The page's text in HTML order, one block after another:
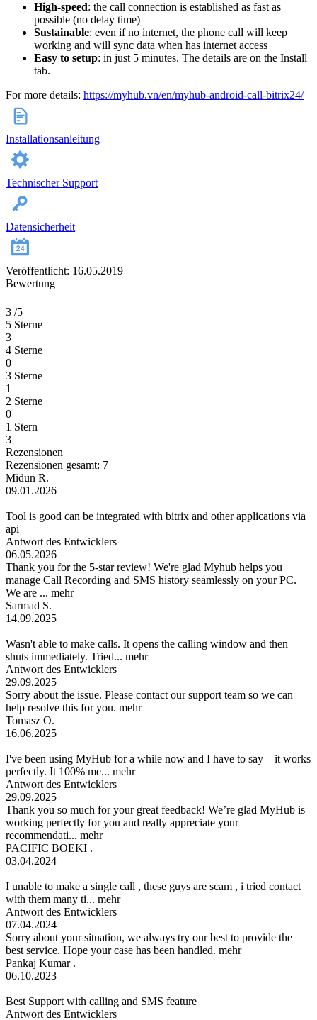
High-speed: the call connection is established as fast as
possible (no delay time)
Sustainable: even if no internet, the phone call will keep
working and will sync data when has internet access
Easy to setup: in just 5 minutes. The details are on the Install
tab.
For more details: https://myhub.vn/en/myhub-android-call-bitrix24/
Installationsanleitung
Technischer Support
Datensicherheit
Veröffentlicht: 16.05.2019
Bewertung
3 /5
5 Sterne
3
4 Sterne
0
3 Sterne
1
2 Sterne
0
1 Stern
3
Rezensionen
Rezensionen gesamt: 7
Midun R.
09.01.2026
Tool is good can be integrated with bitrix and other applications via
api
Antwort des Entwicklers
06.05.2026
Thank you for the 5-star review! We're glad Myhub helps you
manage Call Recording and SMS history seamlessly on your PC.
We are ... mehr
Sarmad S.
14.09.2025
Wasn't able to make calls. It opens the calling window and then
shuts immediately. Tried... mehr
Antwort des Entwicklers
29.09.2025
Sorry about the issue. Please contact our support team so we can
help resolve this for you. mehr
Tomasz O.
16.06.2025
I've been using MyHub for a while now and I have to say – it works
perfectly. It 100% me... mehr
Antwort des Entwicklers
29.09.2025
Thank you so much for your great feedback! We’re glad MyHub is
working perfectly for you and really appreciate your
recommendati... mehr
PACIFIC BOEKI .
03.04.2024
I unable to make a single call , these guys are scam , i tried contact
with them many ti... mehr
Antwort des Entwicklers
07.04.2024
Sorry about your situation, we always try our best to provide the
best service. Hope your case has been handled. mehr
Pankaj Kumar .
06.10.2023
Best Support with calling and SMS feature
Antwort des Entwicklers